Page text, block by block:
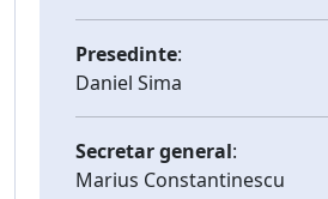
Presedinte:
Daniel Sima
Secretar general:
Marius Constantinescu